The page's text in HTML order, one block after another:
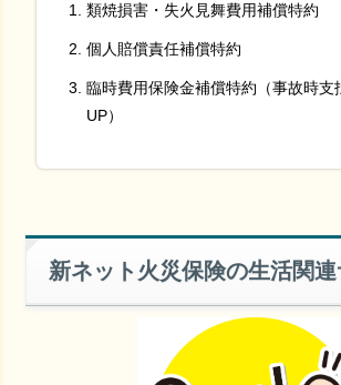
類焼損害・失火見舞費用補償特約
個人賠償責任補償特約
臨時費用保険金補償特約（事故時支
UP）
新ネット火災保険の生活関